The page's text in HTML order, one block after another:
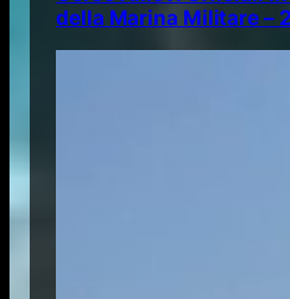
della Marina Militare –